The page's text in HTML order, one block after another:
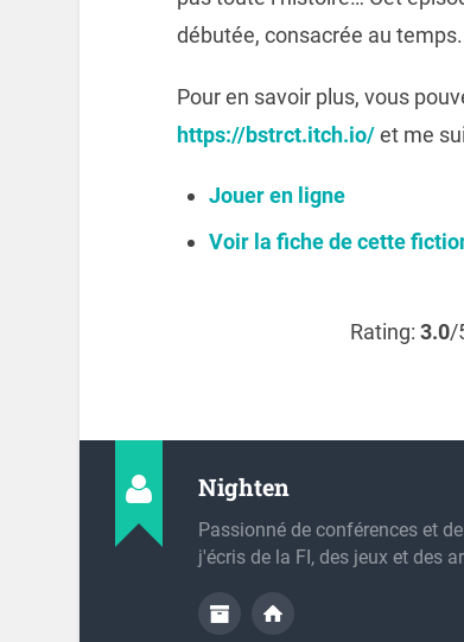
débutée, consacrée au temps.
Pour en savoir plus, vous
https://bstrct.itch.io/et me
Jouer en ligne
Voir la fiche de cette
Rating: 3.0/
Nighten
Passionné de conférences et
j'écris de la FI, des jeux et des